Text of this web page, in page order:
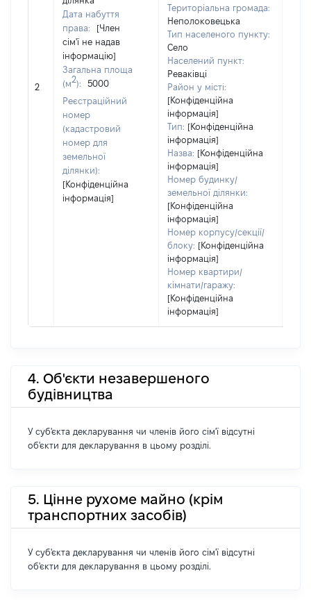
2
Дата набуття
права:
[Член
сім'ї не надав
інформацію]
Загальна площа
(м2):
5000
Реєстраційний
номер
(кадастровий
номер для
земельної
ділянки):
[Конфіденційна
інформація]
Територіальна громада:
Неполоковецька
Тип населеного пункту:
Село
Населений пункт:
Реваківці
Район у місті:
[Конфіденційна
інформація]
Тип: [Конфіденційна
інформація]
Назва: [Конфіденційна
інформація]
Номер будинку/
земельної ділянки:
[Конфіденційна
інформація]
Номер корпусу/секції/
блоку: [Конфіденційна
інформація]
Номер квартири/
кімнати/гаражу:
[Конфіденційна
інформація]
4. Об'єкти незавершеного
будівництва
У суб'єкта декларування чи членів його сім'ї відсутні
об'єкти для декларування в цьому розділі.
5. Цінне рухоме майно (крім
транспортних засобів)
У суб'єкта декларування чи членів його сім'ї відсутні
об'єкти для декларування в цьому розділі.